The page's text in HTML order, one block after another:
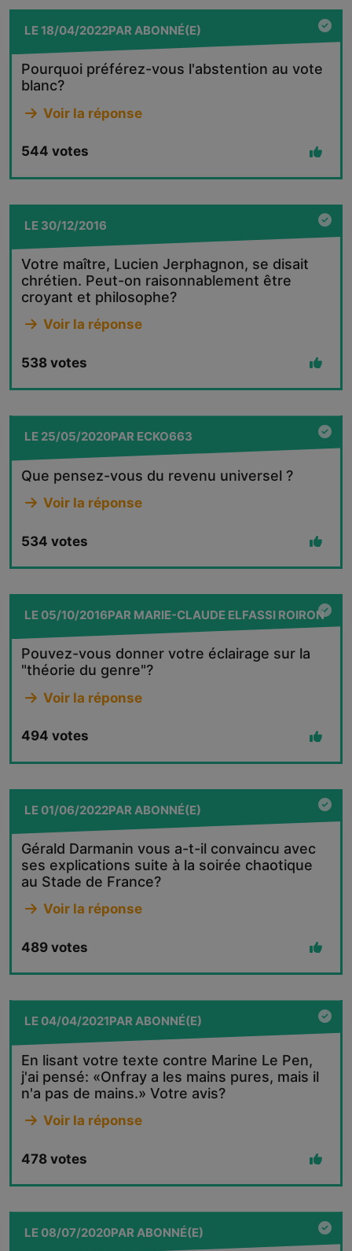
LE18/04/2022PARABONNÉ(E)
Pourquoi préférez-vous l'abstention au vote
blanc?
Voir la réponse
544 votes
LE 30/12/2016
Votre maître, Lucien Jerphagnon, se disait
chrétien. Peut-on raisonnablement être
croyant et philosophe?
Voir la réponse
538 votes
LE 25/05/2020PAR ECKO663
Que pensez-vous du revenu universel ?
Voir la réponse
534 votes
LE05/10/2016PAR MARIE-CLAUDE ELFASSI ROIRON
Pouvez-vous donner votre éclairage sur la
"théorie du genre"?
Voir la réponse
494 votes
LE01/06/2022PAR ABONNÉ(E)
Gérald Darmanin vous a-t-il convaincu avec
ses explications suite à la soirée chaotique
au Stade de France?
Voir la réponse
489 votes
LE04/04/2021PARABONNÉ(E)
En lisant votre texte contre Marine Le Pen,
j'ai pensé: «Onfray a les mains pures, mais il
n'a pas de mains.» Votre avis?
Voir la réponse
478 votes
LE08/07/2020PARABONNÉ(E)